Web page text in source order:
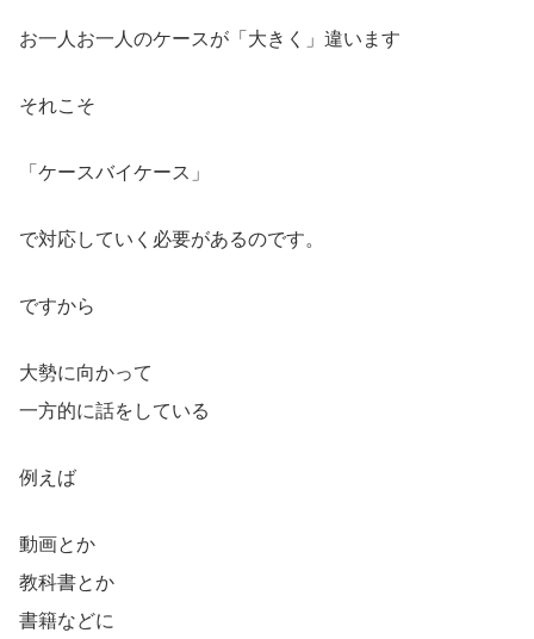
お一人お一人のケースが「大きく」違います
それこそ
「ケースバイケース」
で対応していく必要があるのです。
ですから
大勢に向かって
一方的に話をしている
例えば
動画とか
教科書とか
書籍などに